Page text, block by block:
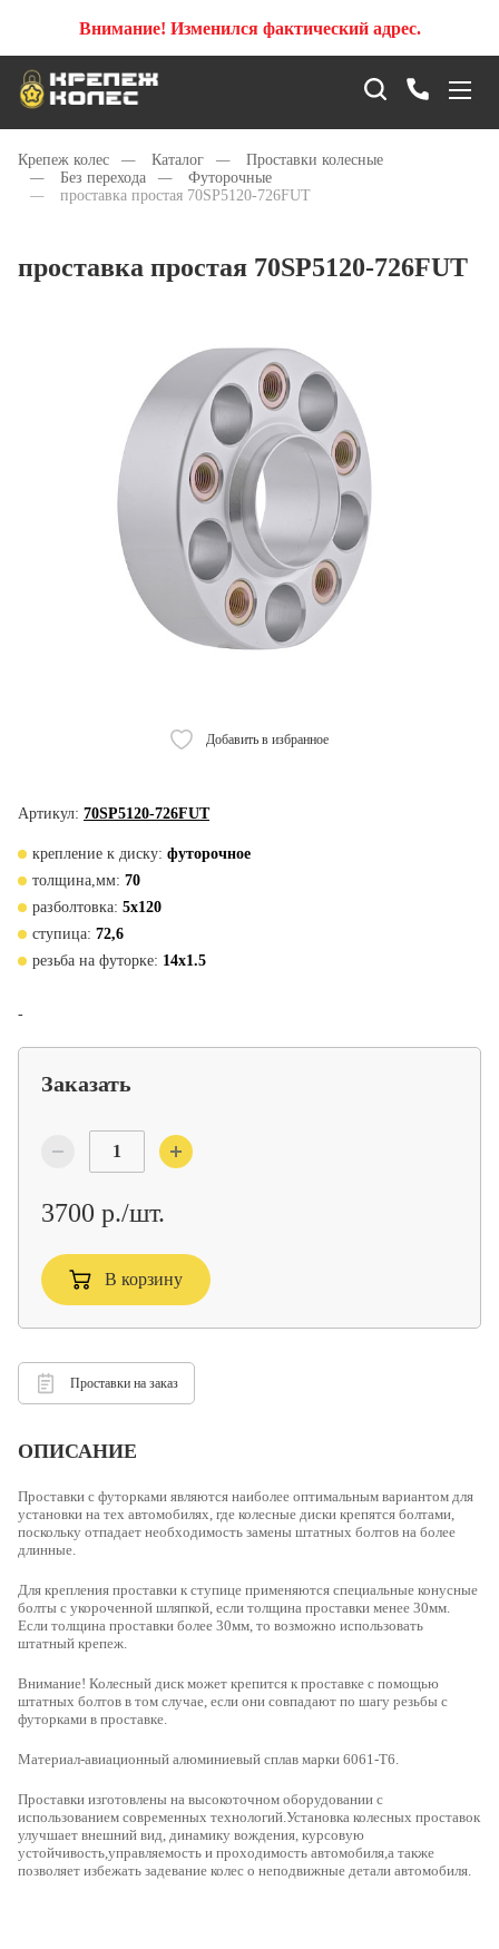
Внимание! Изменился фактический адрес.
Крепеж колес — Каталог —
Проставки колесные
—
Без перехода —
Футорочные
—
проставка простая 70SP5120-726FUT
проставка простая 70SP5120-726FUT
Добавить в избранное
Артикул: 70SP5120-726FUT
крепление к диску: футорочное
толщина,мм: 70
разболтовка: 5x120
ступица: 72,6
резьба на футорке: 14x1.5
-
Заказать
3700 р./шт.
В корзину
Проставки на заказ
ОПИСАНИЕ
Проставки с футорками являются наиболее оптимальным вариантом для
установки на тех автомобилях, где колесные диски крепятся болтами,
поскольку отпадает необходимость замены штатных болтов на более
длинные.
Для крепления проставки к ступице применяются специальные конусные
болты с укороченной шляпкой, если толщина проставки менее 30мм.
Если толщина проставки более 30мм, то возможно использовать
штатный крепеж.
Внимание! Колесный диск может крепится к проставке с помощью
штатных болтов в том случае, если они совпадают по шагу резьбы с
футорками в проставке.
Материал-авиационный алюминиевый сплав марки 6061-Т6.
Проставки изготовлены на высокоточном оборудовании с
использованием современных технологий.Установка колесных проставок
улучшает внешний вид, динамику вождения, курсовую
устойчивость,управляемость и проходимость автомобиля,а также
позволяет избежать задевание колес о неподвижные детали автомобиля.